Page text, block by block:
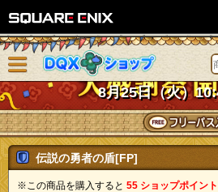
DQX
8月25日（火）
ニューを閉じる
伝説の勇者の盾[FP]
※この商品を購入すると 55 ショップポイント